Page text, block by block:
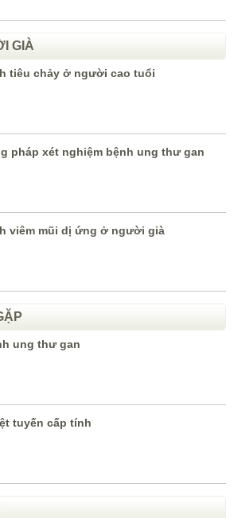
GIÀ
tiêu chảy ở người cao tuổi
pháp xét nghiệm bệnh ung thư gan
viêm mũi dị ứng ở người già
ung thư gan
tuyến cấp tính